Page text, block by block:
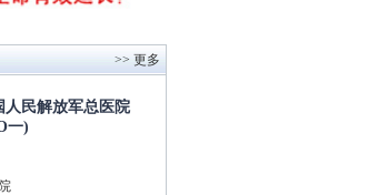
>> 更多
人民解放军总医院
一)